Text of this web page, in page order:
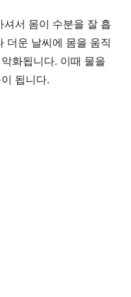
서 몸이 수분을 잘 흡
더운 날씨에 몸을 움직
화됩니다. 이때 물을
됩니다.